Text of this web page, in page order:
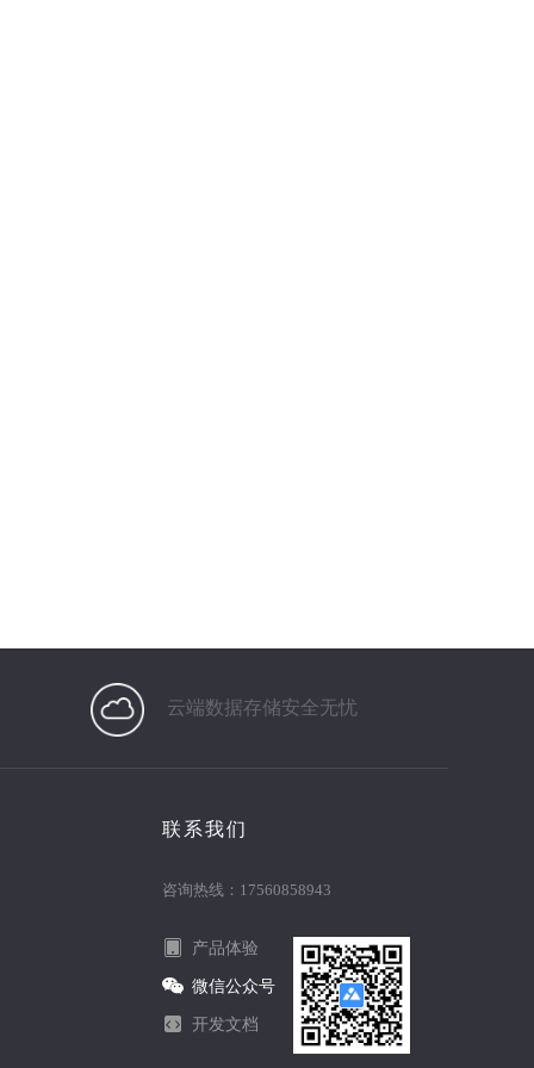
云端数据存储安全无忧
联系我们
咨询热线：17560858943
产品体验
微信公众号
开发文档